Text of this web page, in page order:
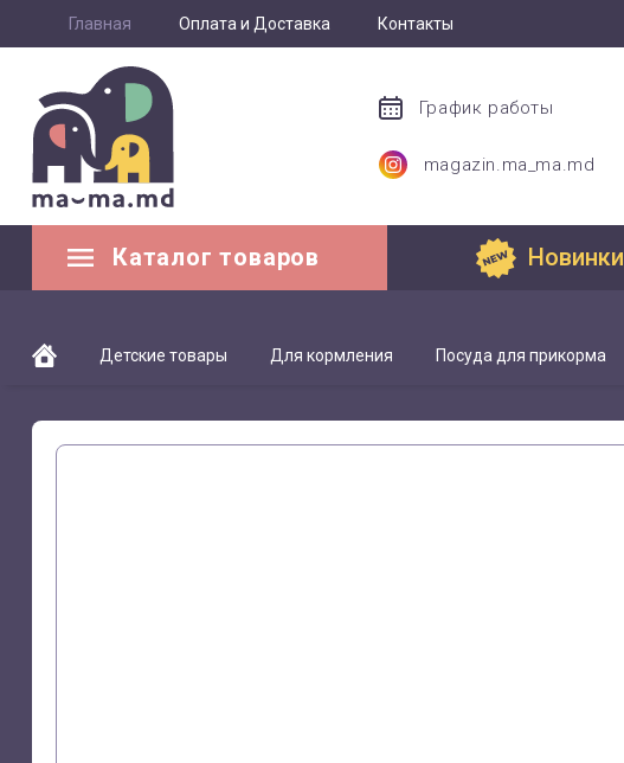
Главная Оплата и Доставка Контакты
График работы
magazin.ma_ma.md
Каталог товаров Новинки
Детские товары Для кормления Посуда для прикорма